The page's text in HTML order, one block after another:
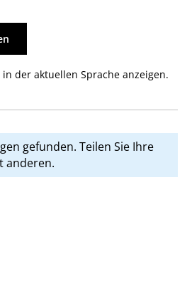
der aktuellen Sprache anzeigen.
gefunden. Teilen Sie Ihre
anderen.